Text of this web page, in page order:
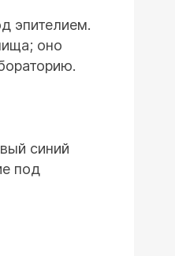
эпителием.
оно
синий
под